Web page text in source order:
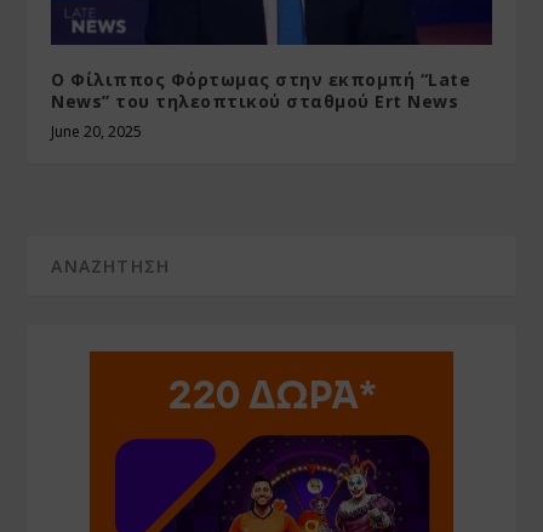
Ο Φίλιππος Φόρτωμας στην εκπομπή “Late
News” του τηλεoπτικού σταθμού Ert News
June 20, 2025